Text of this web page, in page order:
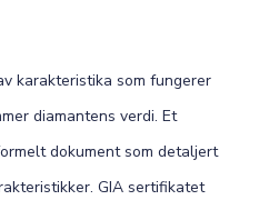
karakteristika som fungerer
diamantens verdi. Et
dokument som detaljert
GIA sertifikatet